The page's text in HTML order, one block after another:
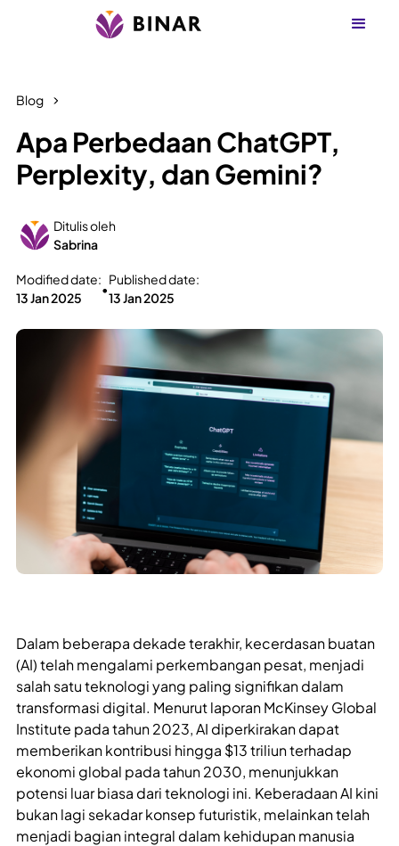
Blog
Apa Perbedaan ChatGPT,
Perplexity, dan Gemini?
Ditulis oleh
Sabrina
Modified date:
13 Jan 2025
•
Published date:
13 Jan 2025
Dalam beberapa dekade terakhir, kecerdasan buatan
(AI) telah mengalami perkembangan pesat, menjadi
salah satu teknologi yang paling signifikan dalam
transformasi digital. Menurut laporan McKinsey Global
Institute pada tahun 2023, AI diperkirakan dapat
memberikan kontribusi hingga $13 triliun terhadap
ekonomi global pada tahun 2030, menunjukkan
potensi luar biasa dari teknologi ini. Keberadaan AI kini
bukan lagi sekadar konsep futuristik, melainkan telah
menjadi bagian integral dalam kehidupan manusia